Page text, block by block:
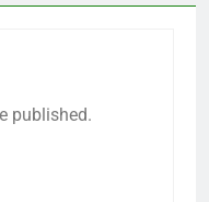
published.